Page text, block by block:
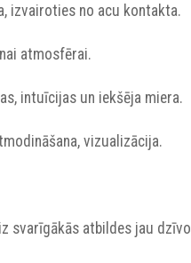
izvairoties no acu kontakta.
atmosfērai.
intuīcijas un iekšēja miera.
vizualizācija.
svarīgākās atbildes jau